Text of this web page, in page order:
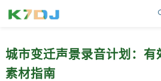
城市变迁声景录音计划：有
素材指南